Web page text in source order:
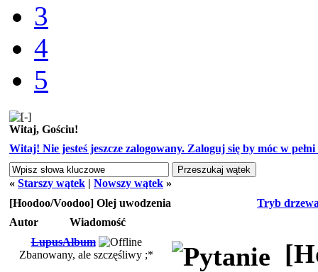
3
4
5
Witaj, Gościu!
Witaj! Nie jesteś jeszcze zalogowany. Zaloguj się by móc w
« Starszy wątek | Nowszy wątek »
Tryb
[Hoodoo/Voodoo] Olej uwodzenia
Autor
Wiadomość
LupusAlbum
Zbanowany, ale szczęśliwy ;*